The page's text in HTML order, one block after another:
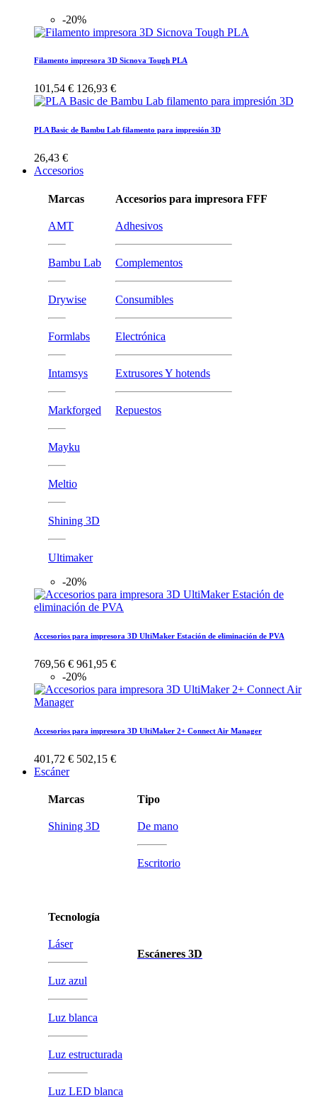
-20%
Filamento impresora 3D Sicnova Tough PLA
101,54 € 126,93 €
PLA Basic de Bambu Lab filamento para impresión 3D
26,43 €
Accesorios
Marcas
AMT
Bambu Lab
Drywise
Formlabs
Intamsys
Markforged
Mayku
Meltio
Shining 3D
Ultimaker
Accesorios para impresora FFF
Adhesivos
Complementos
Consumibles
Electrónica
Extrusores Y hotends
Repuestos
-20%
Accesorios para impresora 3D UltiMaker Estación de eliminación de PVA
769,56 € 961,95 €
-20%
Accesorios para impresora 3D UltiMaker 2+ Connect Air Manager
401,72 € 502,15 €
Escáner
Marcas
Shining 3D
Tecnología
Láser
Luz azul
Luz blanca
Luz estructurada
Luz LED blanca
Tipo
De mano
Escritorio
Escáneres 3D